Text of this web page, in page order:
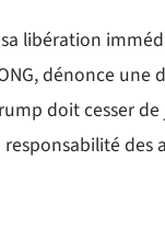
libération
dénonce
doit cesser